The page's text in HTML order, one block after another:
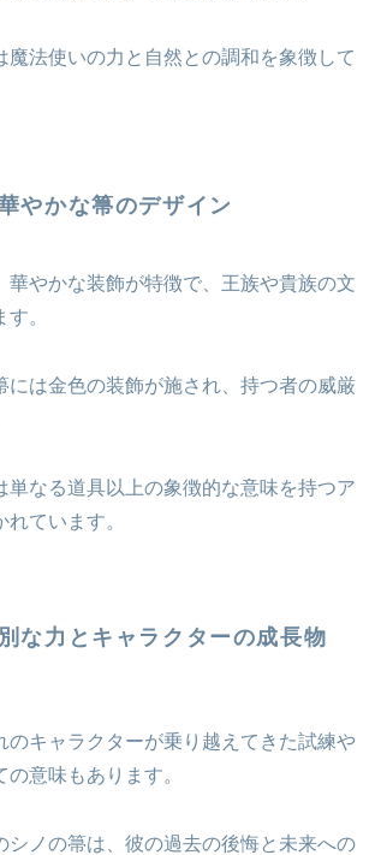
魔法使いの力と自然との調和を象徴して
やかな箒のデザイン
華やかな装飾が特徴で、王族や貴族の文
。
には金色の装飾が施され、持つ者の威厳
単なる道具以上の象徴的な意味を持つア
ています。
な力とキャラクターの成長物
のキャラクターが乗り越えてきた試練や
意味もあります。
シノの箒は、彼の過去の後悔と未来への